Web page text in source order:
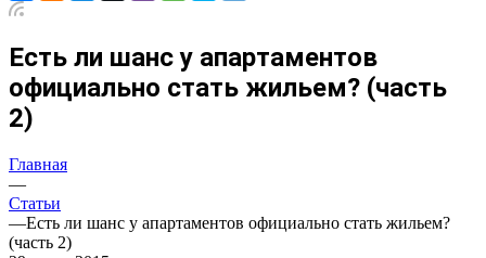
Есть ли шанс у апартаментов
официально стать жильем? (часть
2)
Главная
—
Статьи
—Есть ли шанс у апартаментов официально стать жильем?
(часть 2)